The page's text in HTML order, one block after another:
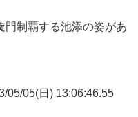
門制覇する池添の姿があ
05/05(日) 13:06:46.55